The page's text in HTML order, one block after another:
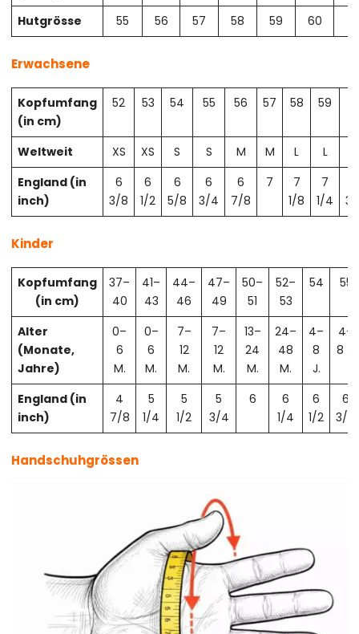
Hutgrösse
55 56 57 58 59 60
Erwachsene
Kopfumfang
(in cm)
52 53 54 55 56 57 58 59
Weltweit XS XS S S M M L L
England (in
inch)
6
3/8
6
1/2
6
5/8
6
3/4
6
7/8
7
7
1/8
7
1/4
Kinder
Kopfumfang
(in cm)
37–
40
41–
43
44–
46
47–
49
50–
51
52–
53
54 55
Alter
(Monate,
Jahre)
0–
6
M.
0–
6
M.
7–
12
M.
7–
12
M.
13–
24
M.
24–
48
M.
4–
8
J.
4–
8 J.
England (in
inch)
4
7/8
5
1/4
5
1/2
5
3/4
6
6
1/4
6
1/2
6
3/4
Handschuhgrössen